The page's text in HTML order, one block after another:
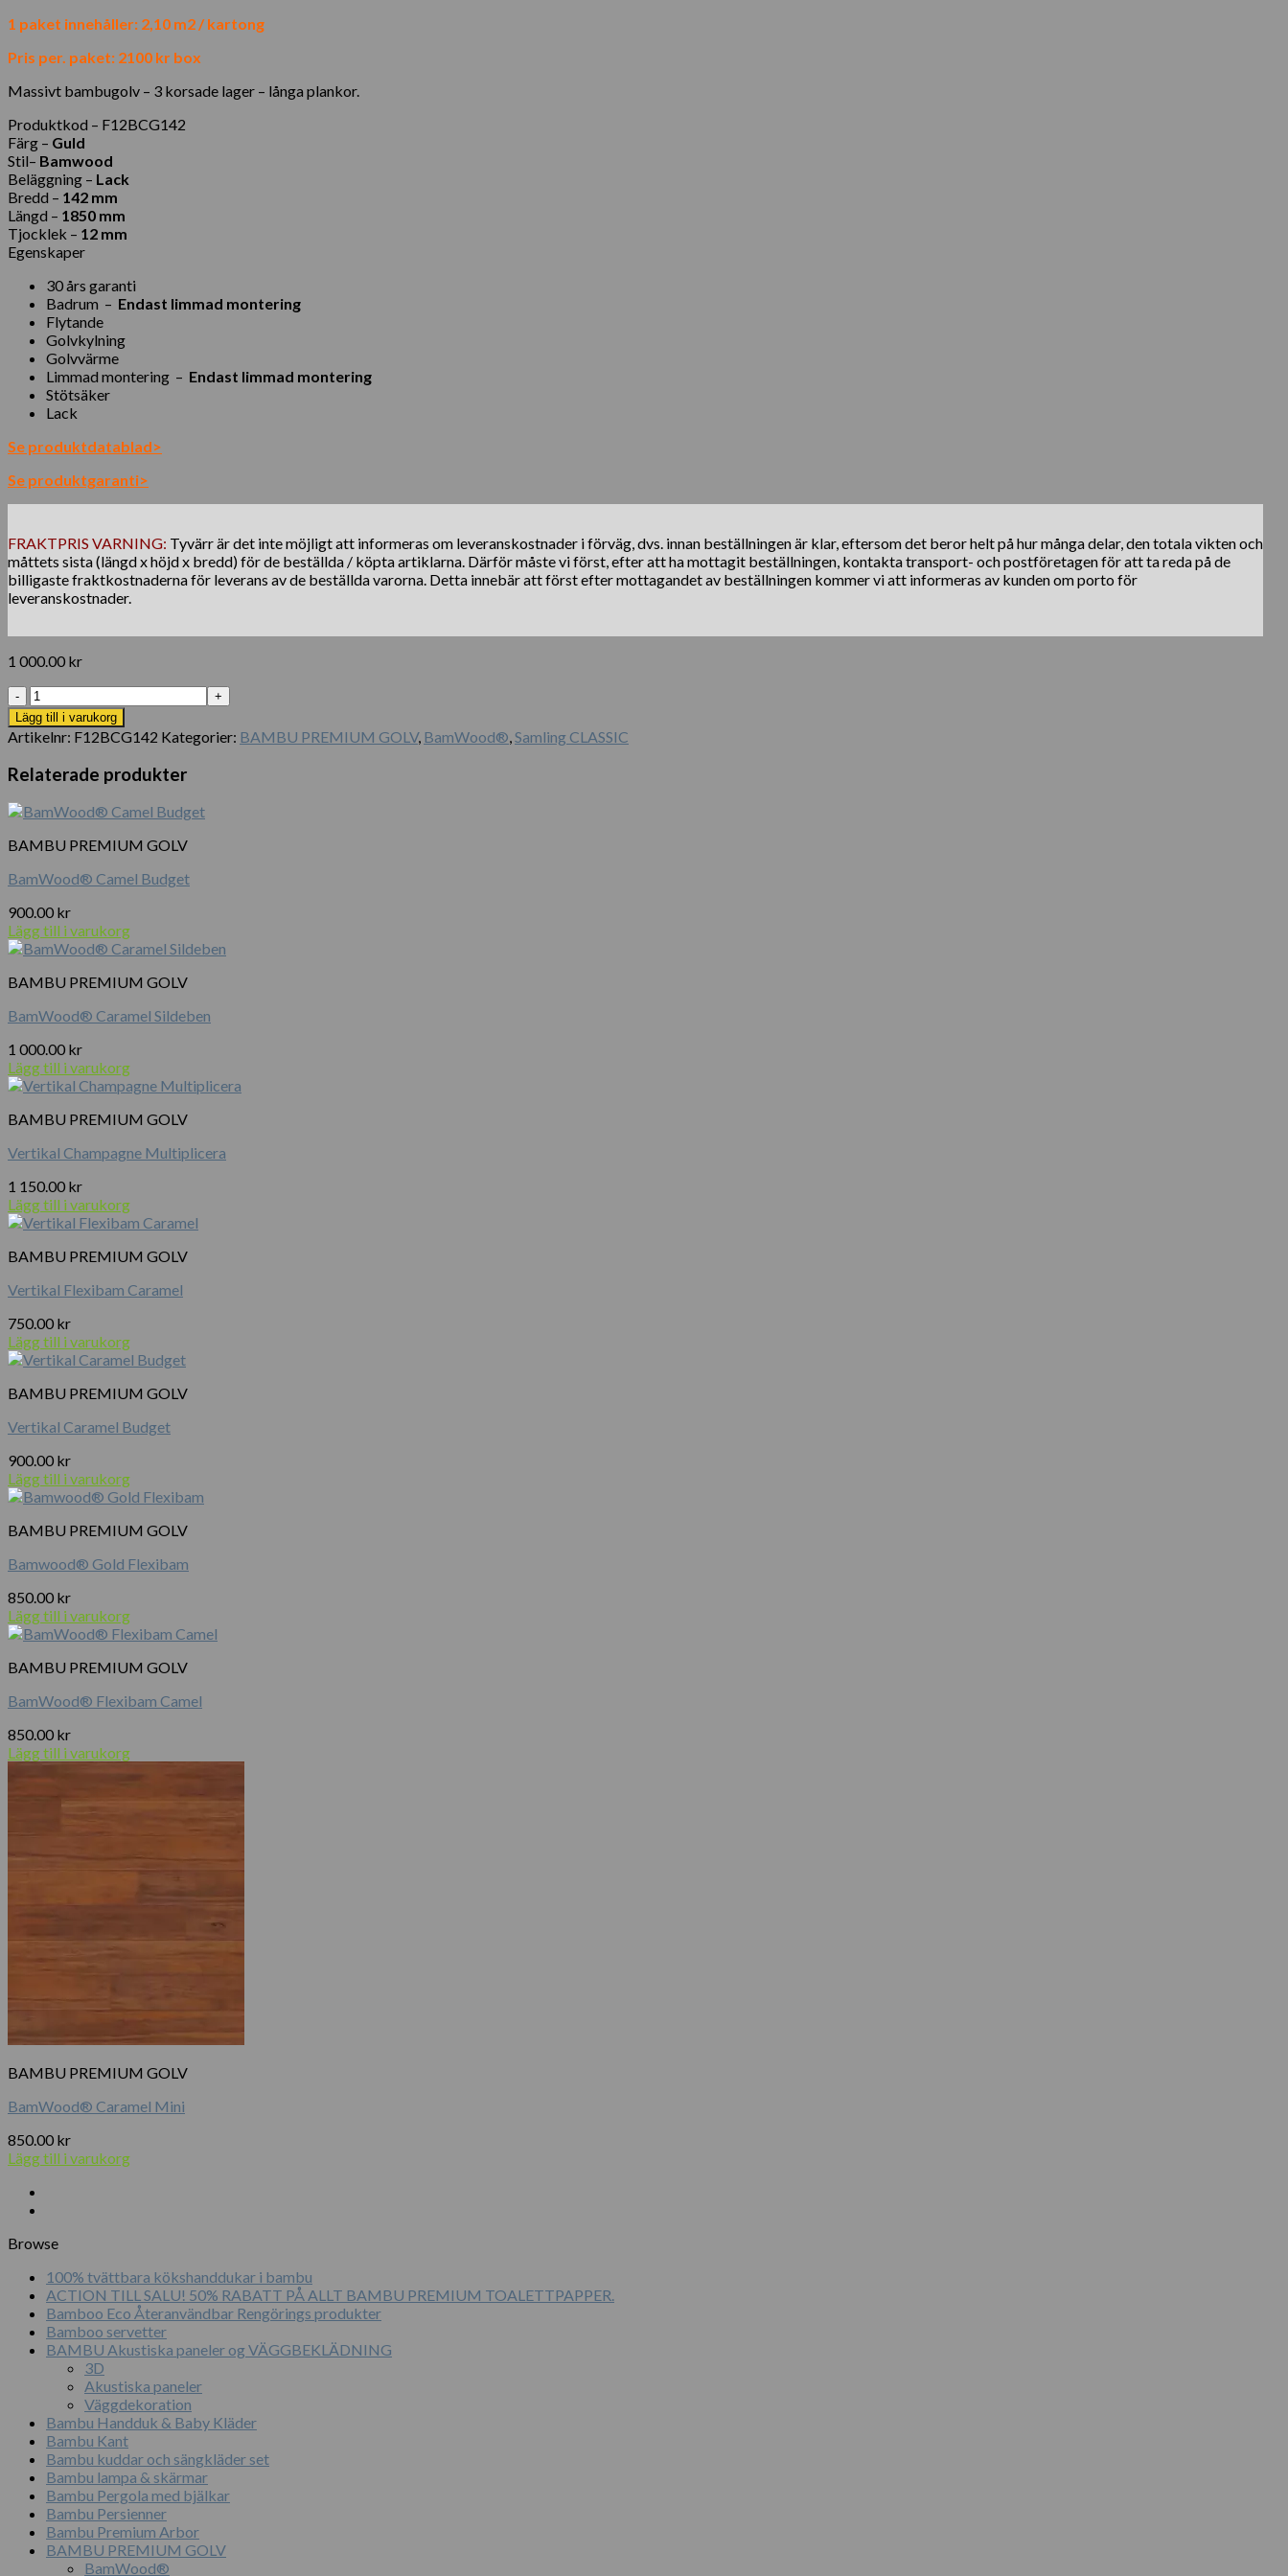
1 paket innehåller: 2,10 m2 / kartong
Pris per. paket: 2100 kr box
Massivt bambugolv – 3 korsade lager – långa plankor.
Produktkod – F12BCG142
Färg – Guld
Stil– Bamwood
Beläggning – Lack
Bredd – 142 mm
Längd – 1850 mm
Tjocklek – 12 mm
Egenskaper
30 års garanti
Badrum – Endast limmad montering
Flytande
Golvkylning
Golvvärme
Limmad montering – Endast limmad montering
Stötsäker
Lack
Se produktdatablad>
Se produktgaranti>
FRAKTPRIS VARNING: Tyvärr är det inte möjligt att informeras om leveranskostnader i förväg, dvs. innan beställningen är klar, eftersom det beror helt på hur många delar, den totala vikten och
måttets sista (längd x höjd x bredd) för de beställda / köpta artiklarna. Därför måste vi först, efter att ha mottagit beställningen, kontakta transport- och postföretagen för att ta reda på de
billigaste fraktkostnaderna för leverans av de beställda varorna. Detta innebär att först efter mottagandet av beställningen kommer vi att informeras av kunden om porto för
leveranskostnader.
1 000.00 kr
BamWood®
Gold
Solid
mängd
Lägg till i varukorg
Artikelnr: F12BCG142 Kategorier: BAMBU PREMIUM GOLV, BamWood®,Samling CLASSIC
Relaterade produkter
BAMBU PREMIUM GOLV
BamWood® Camel Budget
900.00 kr
Lägg till i varukorg
BAMBU PREMIUM GOLV
BamWood® Caramel Sildeben
1 000.00 kr
Lägg till i varukorg
BAMBU PREMIUM GOLV
Vertikal Champagne Multiplicera
1 150.00 kr
Lägg till i varukorg
BAMBU PREMIUM GOLV
Vertikal Flexibam Caramel
750.00 kr
Lägg till i varukorg
BAMBU PREMIUM GOLV
Vertikal Caramel Budget
900.00 kr
Lägg till i varukorg
BAMBU PREMIUM GOLV
Bamwood® Gold Flexibam
850.00 kr
Lägg till i varukorg
BAMBU PREMIUM GOLV
BamWood® Flexibam Camel
850.00 kr
Lägg till i varukorg
BAMBU PREMIUM GOLV
BamWood® Caramel Mini
850.00 kr
Lägg till i varukorg
Browse
100% tvättbara kökshanddukar i bambu
ACTION TILL SALU! 50% RABATT PÅ ALLT BAMBU PREMIUM TOALETTPAPPER.
Bamboo Eco Återanvändbar Rengörings produkter
Bamboo servetter
BAMBU Akustiska paneler og VÄGGBEKLÄDNING
3D
Akustiska paneler
Väggdekoration
Bambu Handduk & Baby Kläder
Bambu Kant
Bambu kuddar och sängkläder set
Bambu lampa & skärmar
Bambu Pergola med bjälkar
Bambu Persienner
Bambu Premium Arbor
BAMBU PREMIUM GOLV
BamWood®